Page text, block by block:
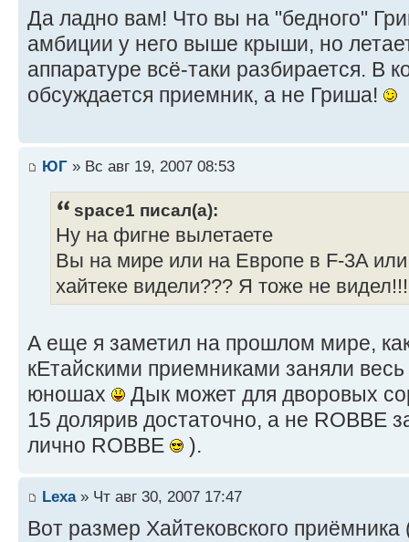
Да ладно вам! Что вы на "бедного"
амбиции у него выше крыши, но
аппаратуре всё-таки разбирается. В
обсуждается приемник, а не Гриша!
ЮГ » Вс авг 19, 2007 08:53
space1 писал(а):
Ну на фигне вылетаете
Вы на мире или на Европе в F-3A или
хайтеке видели??? Я тоже не
А еще я заметил на прошлом мире,
кЕтайскими приемниками заняли
юношах
Дык может для дворовых
15 долярив достаточно, а не ROBBE
лично ROBBE
).
Lexa» Чт авг 30, 2007 17:47
Вот размер Хайтековского